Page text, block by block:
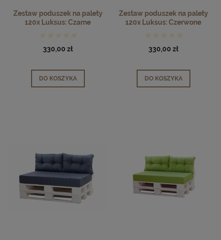
Zestaw poduszek na palety
120x Luksus: Czarne
330,00 zł
DO KOSZYKA
Zestaw poduszek na palety
120x Luksus: Czerwone
330,00 zł
DO KOSZYKA